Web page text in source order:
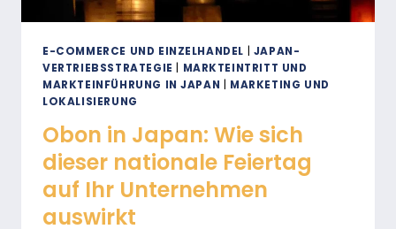
E-COMMERCE UND EINZELHANDEL
JAPAN-
VERTRIEBSSTRATEGIE
MARKTEINTRITT UND
MARKTEINFÜHRUNG IN JAPAN
MARKETING UND
LOKALISIERUNG
Obon in Japan: Wie sich
dieser nationale Feiertag
auf Ihr Unternehmen
auswirkt